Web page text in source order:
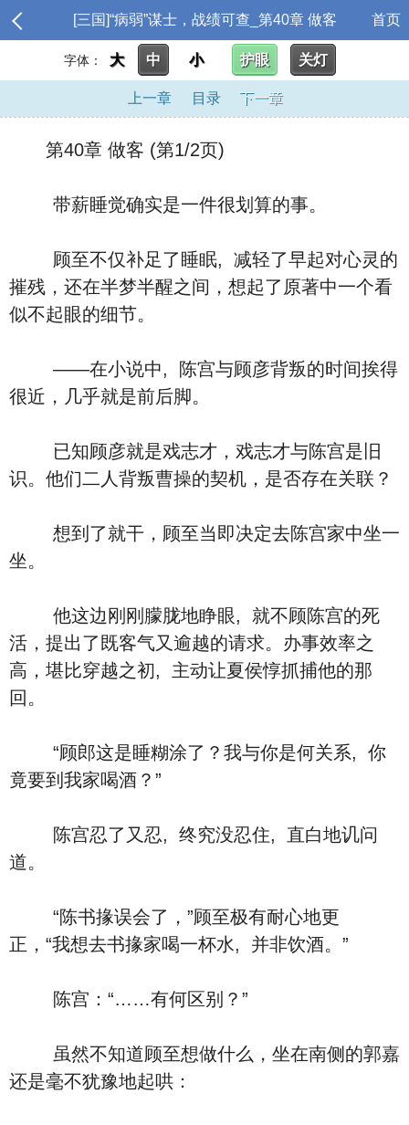
[三国]“病弱”谋士，战绩可查_第40章 做客 首页
字体： 大 中 小 护眼 关灯
上一章 目录 下一章
第40章 做客 (第1/2页)
带薪睡觉确实是一件很划算的事。
顾至不仅补足了睡眠, 减轻了早起对心灵的
摧残，还在半梦半醒之间，想起了原著中一个看
似不起眼的细节。
——在小说中, 陈宫与顾彦背叛的时间挨得
很近，几乎就是前后脚。
已知顾彦就是戏志才，戏志才与陈宫是旧
识。他们二人背叛曹操的契机，是否存在关联？
想到了就干，顾至当即决定去陈宫家中坐一
坐。
他这边刚刚朦胧地睁眼, 就不顾陈宫的死
活，提出了既客气又逾越的请求。办事效率之
高，堪比穿越之初, 主动让夏侯惇抓捕他的那
回。
“顾郎这是睡糊涂了？我与你是何关系, 你
竟要到我家喝酒？”
陈宫忍了又忍, 终究没忍住, 直白地讥问
道。
“陈书掾误会了，”顾至极有耐心地更
正，“我想去书掾家喝一杯水, 并非饮酒。”
陈宫：“……有何区别？”
虽然不知道顾至想做什么，坐在南侧的郭嘉
还是毫不犹豫地起哄：